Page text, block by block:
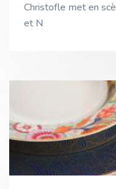
Christofle met en
et N